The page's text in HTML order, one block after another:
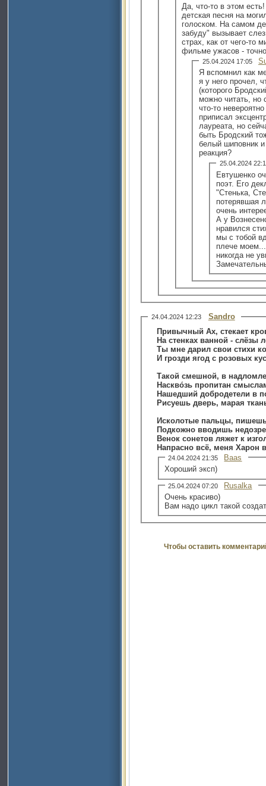
Да, что-то в этом
детская песня на
голоском. На самом
забуду" вызывает
страх, как от чего-то
фильме ужасов -
25.04.2024 17:05
Я вспомнил как
я у него прочел,
(которого
можно читать, но
что-то
приписал
лауреата, но
быть Бродский
белый шиповник и
реакция?
25.04.2024
Евтушенко
поэт. Его
"Стенька,
потерявшая
очень
А у
нравился
мы с тобой
плече
никогда не
24.04.2024 12:23
Sandro
Привычный Ах, стекает
На стенках ванной - слёзы
Ты мне дарил свои стихи
И грозди ягод с розовых
Такой смешной, в
Наскво́зь пропитан
Нашедший добродетели в
Рисуешь дверь, марая
Исколотые пальцы,
Подкожно вводишь
Венок сонетов ляжет к
Напрасно всё, меня Харон
24.04.2024 21:35
Baas
Хороший эксп)
25.04.2024 07:20
Rusalka
Очень красиво)
Вам надо цикл такой
Чтобы оставить